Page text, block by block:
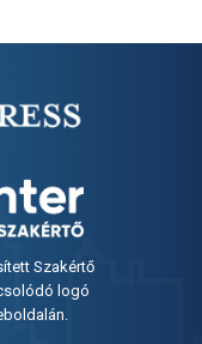
Szakértő
logó